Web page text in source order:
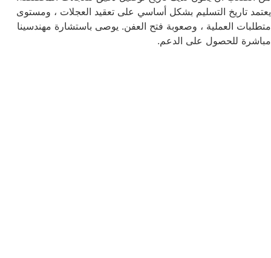
يعتمد تاريخ التسليم بشكل أساسي على تعقيد العجلات ، ومستوى
متطلبات العملية ، وصعوبة فتح العفن. يوصى باستشارة مهندسينا
مباشرة للحصول على الدعم.